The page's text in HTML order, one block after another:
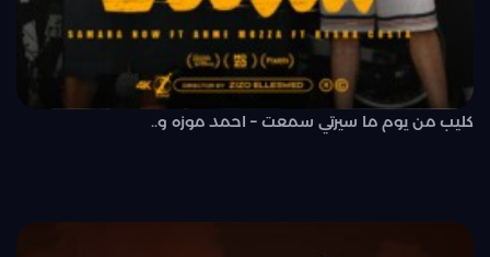
كليب من يوم ما سيرتي سمعت – احمد موزه و..